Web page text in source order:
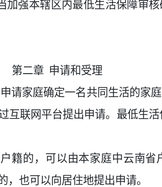
加强本辖区内最低生活保障审
第二章 申请和受理
请家庭确定一名共同生活的家
互联网平台提出申请。最低生
籍的，可以由本家庭中云南
也可以向居住地提出申请。